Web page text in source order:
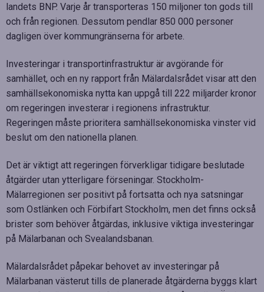
landets BNP. Varje år transporteras 150 miljoner ton gods till
och från regionen. Dessutom pendlar 850 000 personer
dagligen över kommungränserna för arbete.
Investeringar i transportinfrastruktur är avgörande för
samhället, och en ny rapport från Mälardalsrådet visar att den
samhällsekonomiska nytta kan uppgå till 222 miljarder kronor
om regeringen investerar i regionens infrastruktur.
Regeringen måste prioritera samhällsekonomiska vinster vid
beslut om den nationella planen.
Det är viktigt att regeringen förverkligar tidigare beslutade
åtgärder utan ytterligare förseningar. Stockholm-
Mälarregionen ser positivt på fortsatta och nya satsningar
som Ostlänken och Förbifart Stockholm, men det finns också
brister som behöver åtgärdas, inklusive viktiga investeringar
på Mälarbanan och Svealandsbanan.
Mälardalsrådet påpekar behovet av investeringar på
Mälarbanan västerut tills de planerade åtgärderna byggs klart